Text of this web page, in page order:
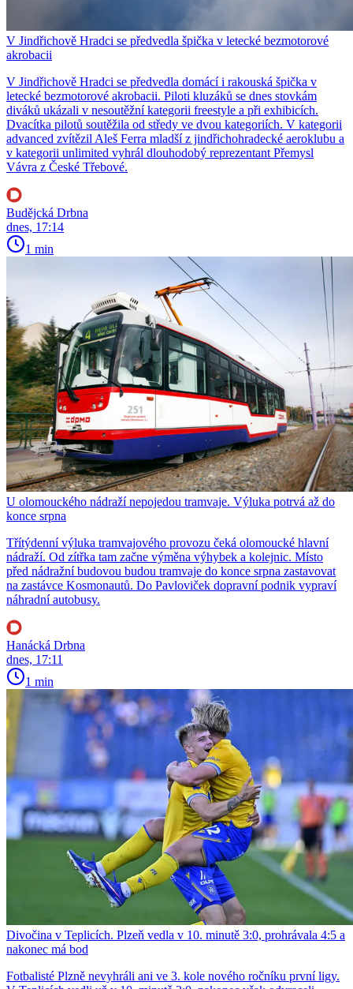
V Jindřichově Hradci se předvedla špička v letecké bezmotorové
akrobacii
V Jindřichově Hradci se předvedla domácí i rakouská špička v
letecké bezmotorové akrobacii. Piloti kluzáků se dnes stovkám
diváků ukázali v nesoutěžní kategorii freestyle a při exhibicích.
Dvacítka pilotů soutěžila od středy ve dvou kategoriích. V kategorii
advanced zvítězil Aleš Ferra mladší z jindřichohradecké aeroklubu a
v kategorii unlimited vyhrál dlouhodobý reprezentant Přemysl
Vávra z České Třebové.
Budějcká Drbna
dnes, 17:14
1 min
U olomouckého nádraží nepojedou tramvaje. Výluka potrvá až do
konce srpna
Třítýdenní výluka tramvajového provozu čeká olomoucké hlavní
nádraží. Od zítřka tam začne výměna výhybek a kolejnic. Místo
před nádražní budovou budou tramvaje do konce srpna zastavovat
na zastávce Kosmonautů. Do Pavloviček dopravní podnik vypraví
náhradní autobusy.
Hanácká Drbna
dnes, 17:11
1 min
Divočina v Teplicích. Plzeň vedla v 10. minutě 3:0, prohrávala 4:5 a
nakonec má bod
Fotbalisté Plzně nevyhráli ani ve 3. kole nového ročníku první ligy.